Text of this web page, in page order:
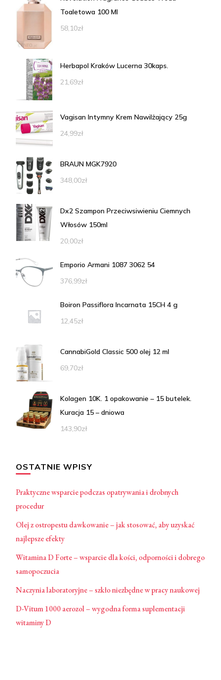
Toaletowa 100 Ml
58,10zł
Herbapol Kraków Lucerna 30kaps.
21,69zł
Vagisan Intymny Krem Nawilżający 25g
24,99zł
BRAUN MGK7920
348,00zł
Dx2 Szampon Przeciwsiwieniu Ciemnych
Włosów 150ml
20,00zł
Emporio Armani 1087 3062 54
376,99zł
Boiron Passiflora Incarnata 15CH 4 g
12,45zł
CannabiGold Classic 500 olej 12 ml
69,70zł
Kolagen 10K. 1 opakowanie – 15 butelek.
Kuracja 15 – dniowa
143,90zł
OSTATNIE WPISY
Praktyczne wsparcie podczas opatrywania i drobnych
procedur
Olej z ostropestu dawkowanie – jak stosować, aby uzyskać
najlepsze efekty
Witamina D Forte – wsparcie dla kości, odporności i dobrego
samopoczucia
Naczynia laboratoryjne – szkło niezbędne w pracy naukowej
D-Vitum 1000 aerozol – wygodna forma suplementacji
witaminy D